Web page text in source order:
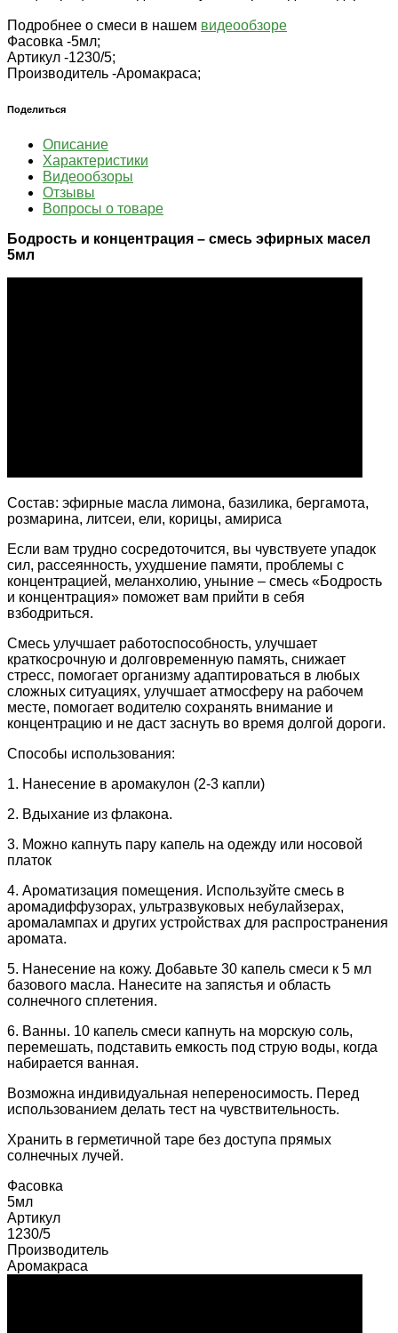
Подробнее о смеси в нашем видеообзоре
Фасовка -5мл;
Артикул -1230/5;
Производитель -Аромакраса;
Поделиться
Описание
Характеристики
Видеообзоры
Отзывы
Вопросы о товаре
Бодрость и концентрация – смесь эфирных масел
5мл
Состав: эфирные масла лимона, базилика, бергамота,
розмарина, литсеи, ели, корицы, амириса
Если вам трудно сосредоточится, вы чувствуете упадок
сил, рассеянность, ухудшение памяти, проблемы с
концентрацией, меланхолию, уныние – смесь «Бодрость
и концентрация» поможет вам прийти в себя
взбодриться.
Смесь улучшает работоспособность, улучшает
краткосрочную и долговременную память, снижает
стресс, помогает организму адаптироваться в любых
сложных ситуациях, улучшает атмосферу на рабочем
месте, помогает водителю сохранять внимание и
концентрацию и не даст заснуть во время долгой дороги.
Способы использования:
1. Нанесение в аромакулон (2-3 капли)
2. Вдыхание из флакона.
3. Можно капнуть пару капель на одежду или носовой
платок
4. Ароматизация помещения. Используйте смесь в
аромадиффузорах, ультразвуковых небулайзерах,
аромалампах и других устройствах для распространения
аромата.
5. Нанесение на кожу. Добавьте 30 капель смеси к 5 мл
базового масла. Нанесите на запястья и область
солнечного сплетения.
6. Ванны. 10 капель смеси капнуть на морскую соль,
перемешать, подставить емкость под струю воды, когда
набирается ванная.
Возможна индивидуальная непереносимость. Перед
использованием делать тест на чувствительность.
Хранить в герметичной таре без доступа прямых
солнечных лучей.
Фасовка
5мл
Артикул
1230/5
Производитель
Аромакраса